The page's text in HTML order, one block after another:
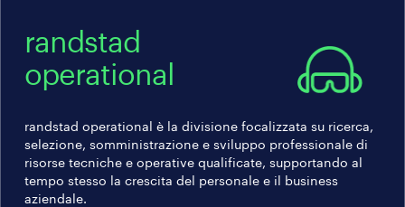
sulla privacy Randstad
(https://www.randstad.it/privacy/) ai sensi dell'art.
13 del Regolamento (UE) 2016/679 sulla protezione
dei dati (GDPR).
randstad
operational
randstad operational è la divisione focalizzata su ricerca,
selezione, somministrazione e sviluppo professionale di
risorse tecniche e operative qualificate, supportando al
tempo stesso la crescita del personale e il business
aziendale.